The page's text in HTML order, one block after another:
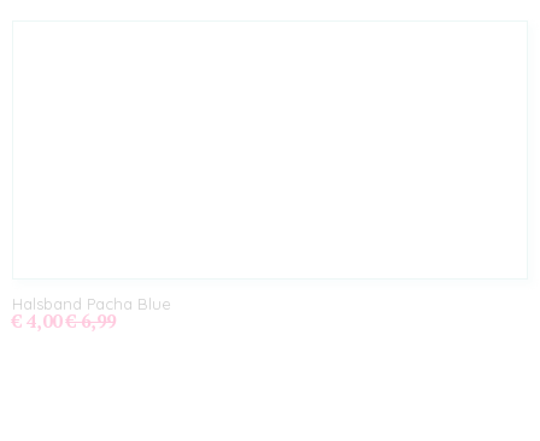
Halsband Pacha Blue
€ 4,00 € 6,99